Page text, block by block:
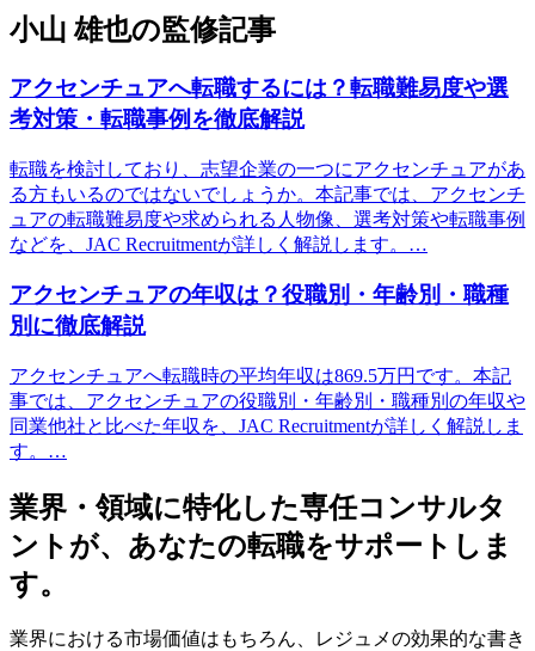
小山 雄也の監修記事
アクセンチュアへ転職するには？転職難易度や選
考対策・転職事例を徹底解説
転職を検討しており、志望企業の一つにアクセンチュアがあ
る方もいるのではないでしょうか。本記事では、アクセンチ
ュアの転職難易度や求められる人物像、選考対策や転職事例
などを、JAC Recruitmentが詳しく解説します。…
アクセンチュアの年収は？役職別・年齢別・職種
別に徹底解説
アクセンチュアへ転職時の平均年収は869.5万円です。本記
事では、アクセンチュアの役職別・年齢別・職種別の年収や
同業他社と比べた年収を、JAC Recruitmentが詳しく解説しま
す。…
業界・領域に特化した専任コンサルタ
ントが、 あなたの転職をサポートしま
す。
業界における市場価値はもちろん、
レジュメの効果的な書き